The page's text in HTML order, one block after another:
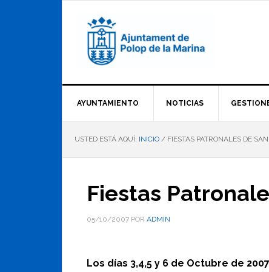
AYUNTAMIENTO NOTICIAS
USTED ESTÁ AQUÍ: INICIO / FIESTAS PATRONALES DE
Fiestas
05/10/2007 POR ADMIN
Los días 3,4,5 y 6 de Octubre de